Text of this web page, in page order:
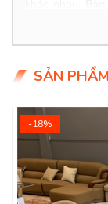
nhiều khách
Product Info
Kích thước
Chất liệu: Chân
Giá bàn:
Giá ghế:
Giá trọn bộ:
Tình trạng:
SẢN
-18%